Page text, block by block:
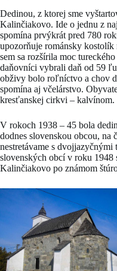
Dedinou, z ktorej sme
Kalinčiakovo. Ide o jednu z
spomína prvýkrát pred 780
upozorňuje románsky
sem sa rozšírila moc
daňovníci vybrali daň od 59
obživy bolo roľníctvo a chov
spomína aj včelárstvo.
kresťanskej cirkvi – kalvínom.
V rokoch 1938 – 45 bola
dodnes slovenskou obcou, na
nestretávame s
slovenských obcí v roku 1948
Kalinčiakovo po známom